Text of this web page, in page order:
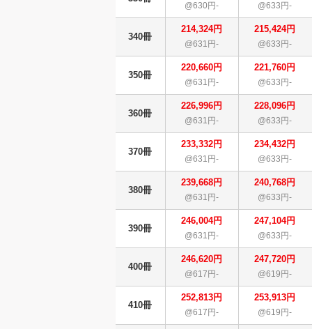
@630円- @633円-
340冊
214,324円
@631円-
215,424円
@633円-
350冊
220,660円
@631円-
221,760円
@633円-
360冊
226,996円
@631円-
228,096円
@633円-
370冊
233,332円
@631円-
234,432円
@633円-
380冊
239,668円
@631円-
240,768円
@633円-
390冊
246,004円
@631円-
247,104円
@633円-
400冊
246,620円
@617円-
247,720円
@619円-
410冊
252,813円
@617円-
253,913円
@619円-